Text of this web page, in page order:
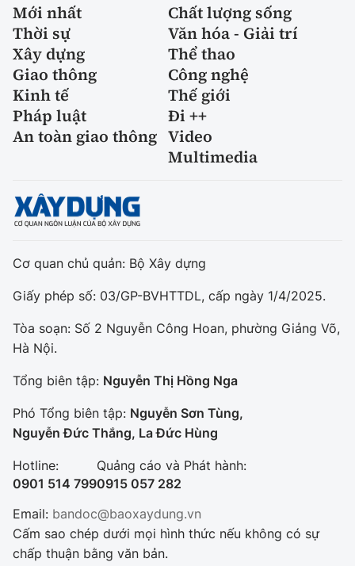
Mới nhất
Chất lượng sống
Thời sự
Văn hóa - Giải trí
Xây dựng
Thể thao
Giao thông
Công nghệ
Kinh tế
Thế giới
Pháp luật
Đi ++
An toàn giao thông Video
Multimedia
Cơ quan chủ quản: Bộ Xây dựng
Giấy phép số: 03/GP-BVHTTDL, cấp ngày 1/4/2025.
Tòa soạn: Số 2 Nguyễn Công Hoan, phường Giảng Võ,
Hà Nội.
Tổng biên tập: Nguyễn Thị Hồng Nga
Phó Tổng biên tập: Nguyễn Sơn Tùng,
Nguyễn Đức Thắng, La Đức Hùng
Hotline:
0901 514 799
Quảng cáo và Phát hành:
0915 057 282
Email: bandoc@baoxaydung.vn
Cấm sao chép dưới mọi hình thức nếu không có sự
chấp thuận bằng văn bản.